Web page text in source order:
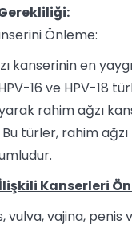
Gerekliliği:
Önleme:
kanserinin en
16 ve HPV-18
rahim ağzı
türler, rahim
Kanserleri
vulva, vajina,